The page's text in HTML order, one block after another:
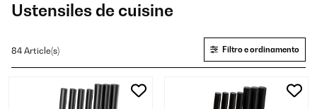
Ustensiles de cuisine
84 Article(s) Filtro e ordinamento